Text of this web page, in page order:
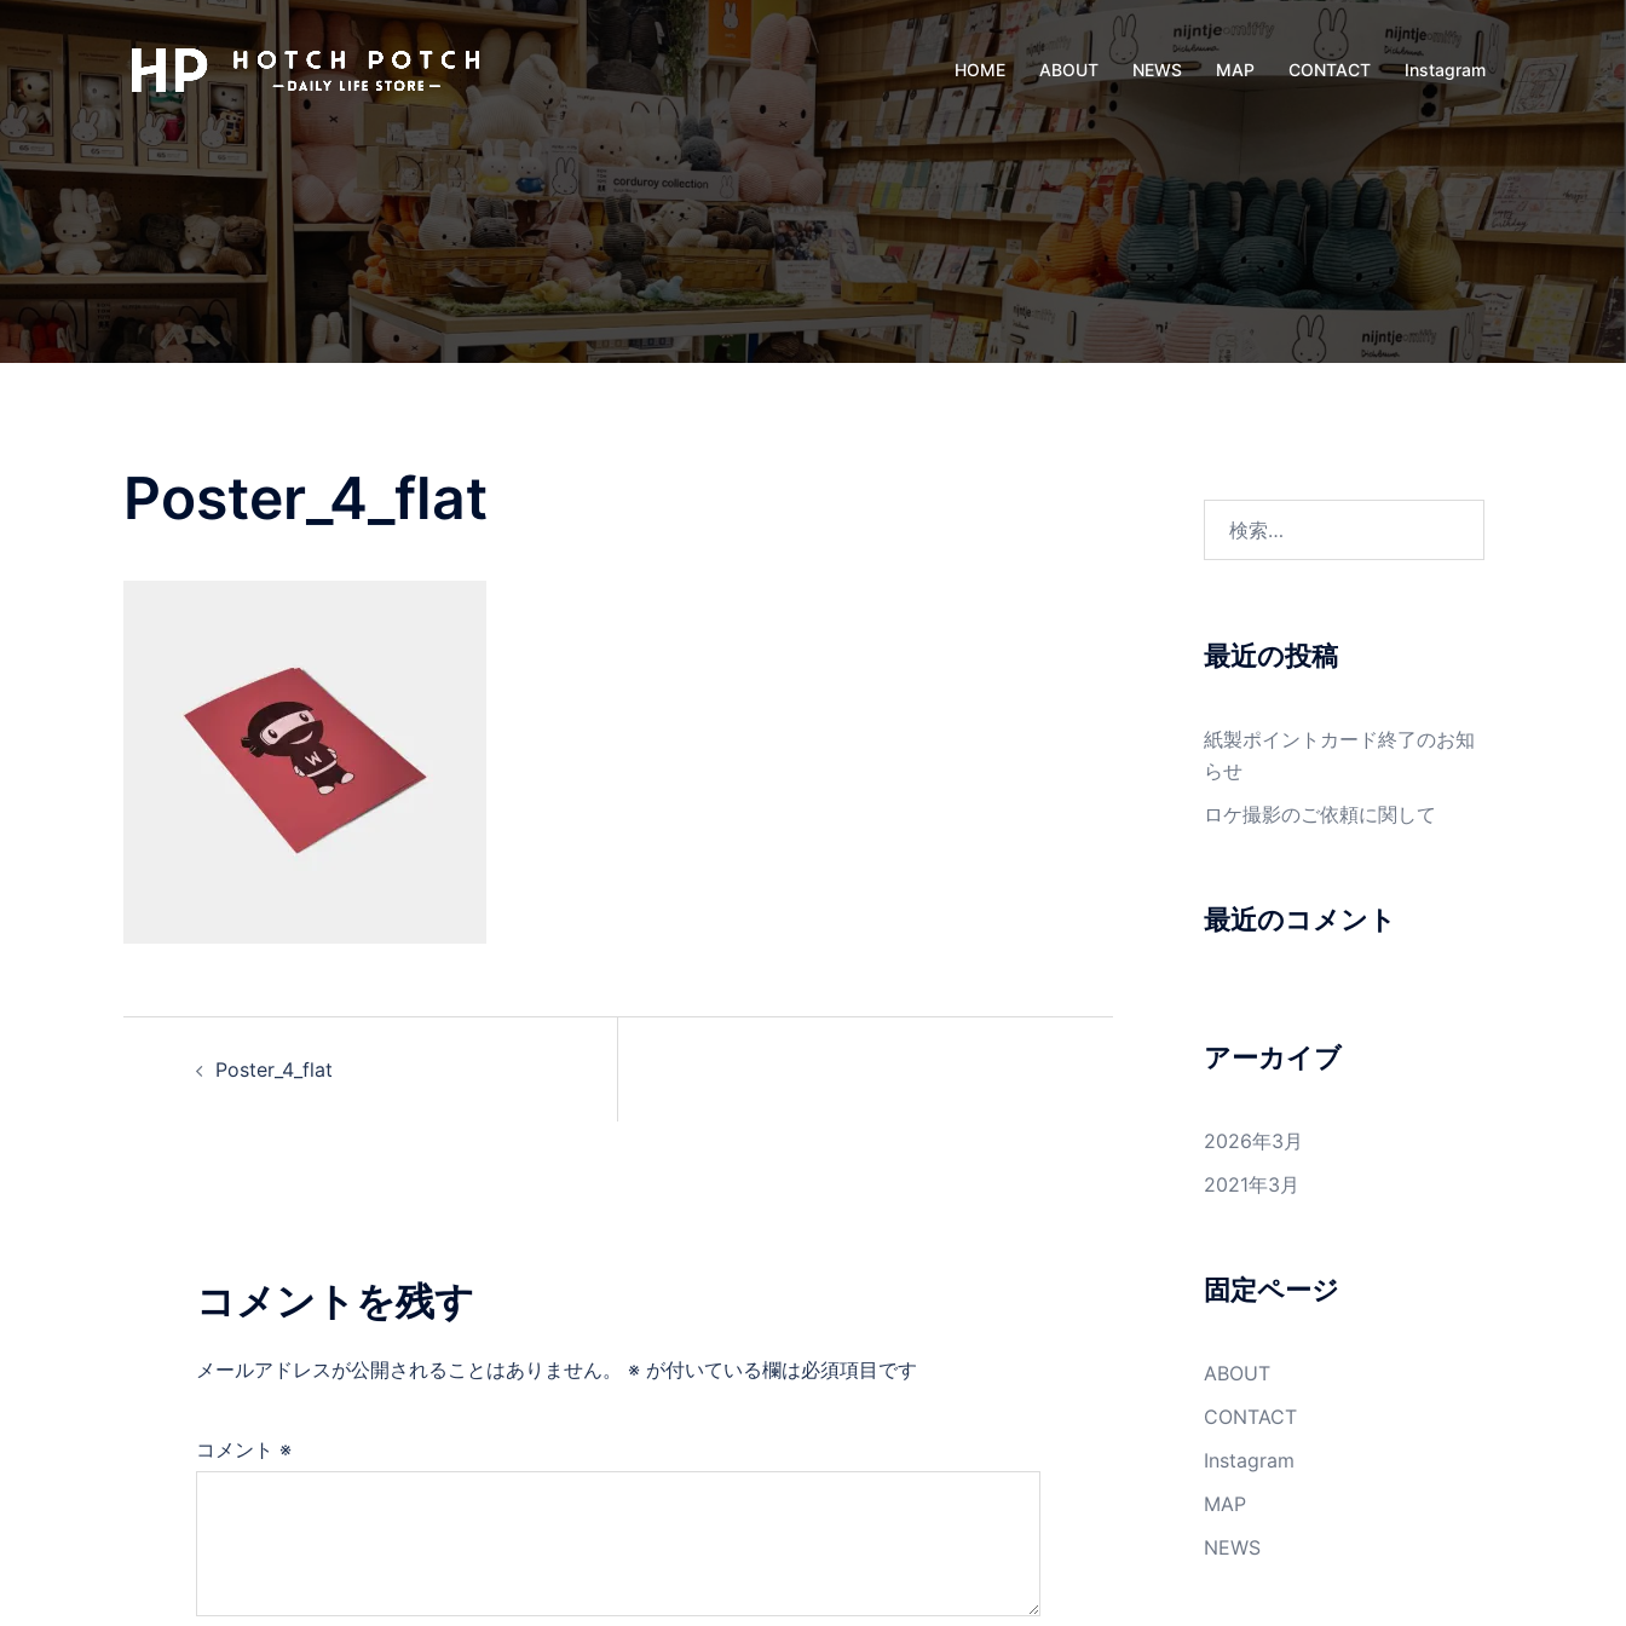
テ
ン
ツ
へ
ス
キ
ッ
HOME ABOUT NEWS MAP CONTACT Instagram
Poster_4_flat
Poster_4_flat
コメントを残す
メールアドレスが公開されることはありません。 ※ が付いている欄は必須項目です
コメント ※
最近の投稿
紙製ポイントカード終了のお知
らせ
ロケ撮影のご依頼に関して
最近のコメント
アーカイブ
2026年3月
2021年3月
固定ページ
ABOUT
CONTACT
Instagram
MAP
NEWS